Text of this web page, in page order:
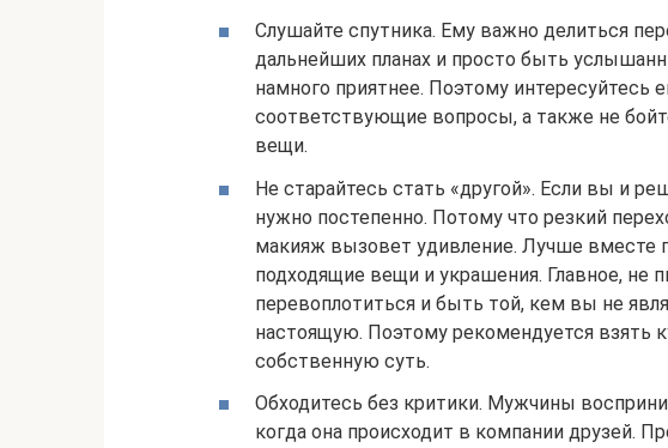
Слушайте спутника. Ему важно делиться
дальнейших планах и просто быть
намного приятнее. Поэтому интересуйтесь
соответствующие вопросы, а также не
вещи.
Не старайтесь стать «другой». Если вы и
нужно постепенно. Потому что резкий
макияж вызовет удивление. Лучше вместе
подходящие вещи и украшения. Главное, не
перевоплотиться и быть той, кем вы не
настоящую. Поэтому рекомендуется взять
собственную суть.
Обходитесь без критики. Мужчины
когда она происходит в компании друзей.